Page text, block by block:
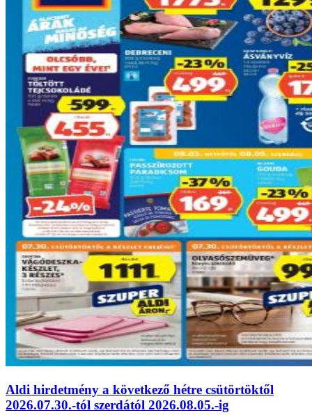
Aldi hirdetmény a következő hétre csütörtöktől
2026.07.30.-tól szerdától 2026.08.05.-ig